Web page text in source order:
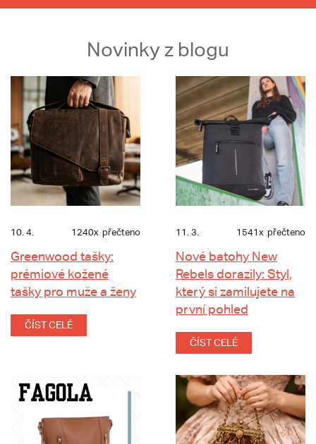
Novinky z blogu
10. 4. 1240x přečteno
Greenwood tašky:
prémiové kožené
tašky pro muže a ženy
ČÍST CELÉ
11. 3. 1541x přečteno
Nové batohy New
Rebels dorazily: Styl,
který si zamilujete na
první pohled
ČÍST CELÉ